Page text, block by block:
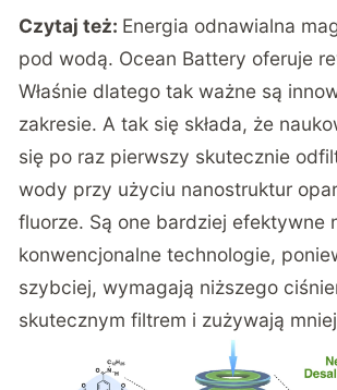
Czytaj też: Energia odnawialna
pod wodą. Ocean Battery oferuje
Właśnie dlatego tak ważne są
zakresie. A tak się składa, że
się po raz pierwszy skutecznie
wody przy użyciu nanostruktur
fluorze. Są one bardziej efektywne
konwencjonalne technologie,
szybciej, wymagają niższego
skutecznym filtrem i zużywają